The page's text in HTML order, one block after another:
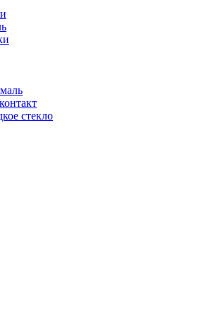
стекло